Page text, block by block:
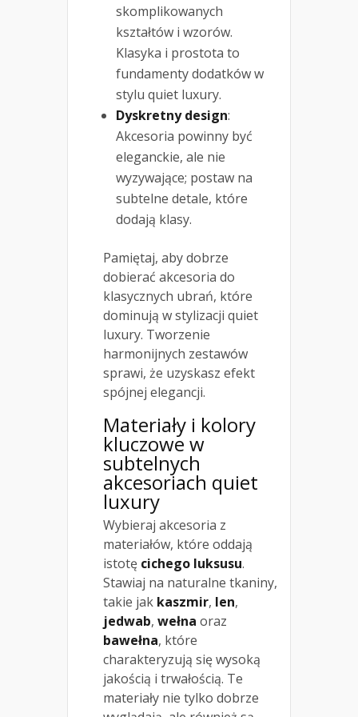
skomplikowanych
kształtów i wzorów.
Klasyka i prostota to
fundamenty dodatków w
stylu quiet luxury.
Dyskretny design:
Akcesoria powinny być
eleganckie, ale nie
wyzywające; postaw na
subtelne detale, które
dodają klasy.
Pamiętaj, aby dobrze
dobierać akcesoria do
klasycznych ubrań, które
dominują w stylizacji quiet
luxury. Tworzenie
harmonijnych zestawów
sprawi, że uzyskasz efekt
spójnej elegancji.
Materiały i kolory
kluczowe w
subtelnych
akcesoriach quiet
luxury
Wybieraj akcesoria z
materiałów, które oddają
istotę cichego luksusu.
Stawiaj na naturalne tkaniny,
takie jak kaszmir, len,
jedwab, wełna oraz
bawełna, które
charakteryzują się wysoką
jakością i trwałością. Te
materiały nie tylko dobrze